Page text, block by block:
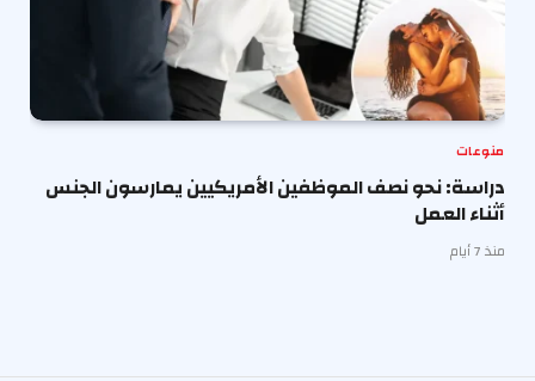
منوعات
دراسة: نحو نصف الموظفين الأمريكيين يمارسون الجنس
أثناء العمل
منذ 7 أيام